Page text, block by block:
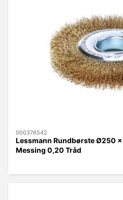
000376542
Lessmann Rundbørste Ø250
Messing 0,20 Tråd